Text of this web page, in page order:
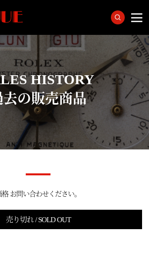
HISTORY
去の販売商品
格 お問い合わせください。
売り切れ / SOLD OUT